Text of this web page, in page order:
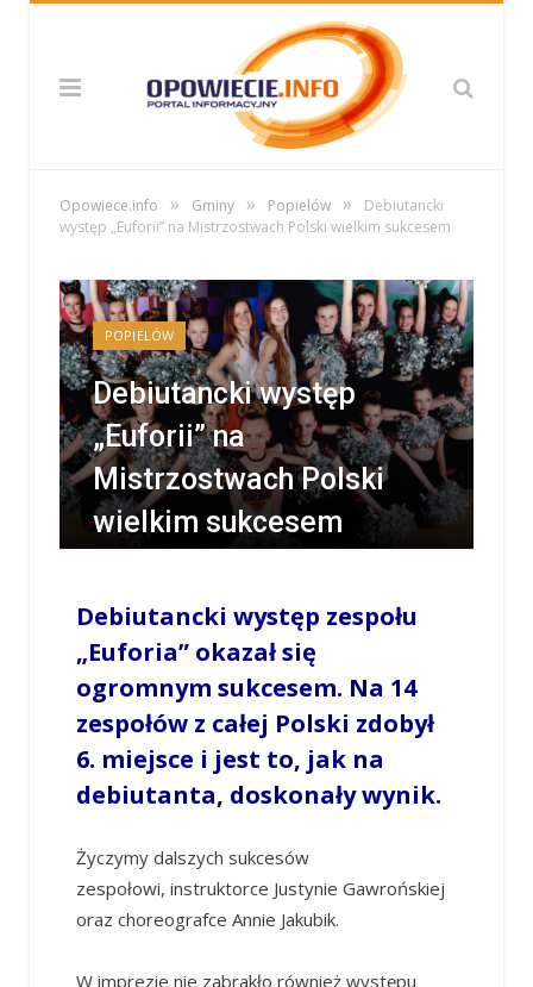
Opowiece.info » Gminy » Popielów »
Debiutancki
występ „Euforii” na Mistrzostwach Polski wielkim sukcesem
POPIELÓW
Debiutancki występ
„Euforii” na
Mistrzostwach Polski
wielkim sukcesem
Debiutancki występ zespołu
„Euforia” okazał się
ogromnym sukcesem. Na 14
zespołów z całej Polski zdobył
6. miejsce i jest to, jak na
debiutanta, doskonały wynik.
Życzymy dalszych sukcesów
zespołowi, instruktorce Justynie Gawrońskiej
oraz choreografce Annie Jakubik.
W imprezie nie zabrakło również występu